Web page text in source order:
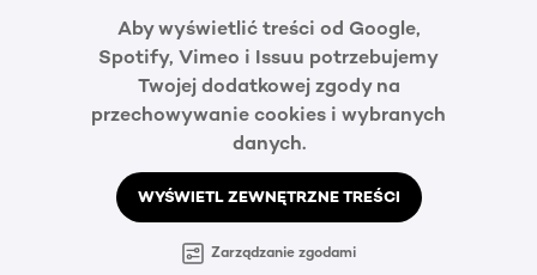
Aby wyświetlić treści od Google,
Spotify, Vimeo i Issuu potrzebujemy
Twojej dodatkowej zgody na
przechowywanie cookies i wybranych
danych.
WYŚWIETL ZEWNĘTRZNE TREŚCI
Zarządzanie zgodami